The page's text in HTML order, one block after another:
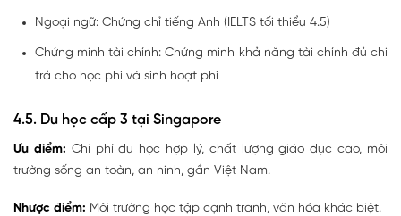
Ngoại ngữ: Chứng chỉ tiếng Anh (IELTS tối thiểu 4.5)
Chứng minh tài chính: Chứng minh khả năng tài chính đủ chi
trả cho học phí và sinh hoạt phí
4.5. Du học cấp 3 tại Singapore
Ưu điểm: Chi phí du học hợp lý, chất lượng giáo dục cao, môi
trường sống an toàn, an ninh, gần Việt Nam.
Nhược điểm: Môi trường học tập cạnh tranh, văn hóa khác biệt.